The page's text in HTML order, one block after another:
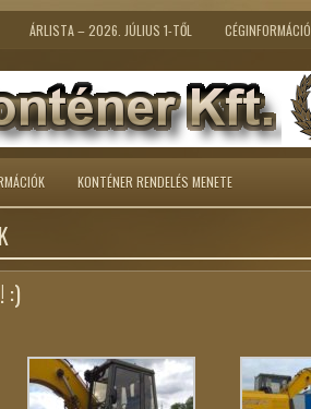
ÁRLISTA – 2026. JÚLIUS 1-TŐL CÉGINFORMÁCIÓ
KONTÉNER RENDELÉS MENETE
:)